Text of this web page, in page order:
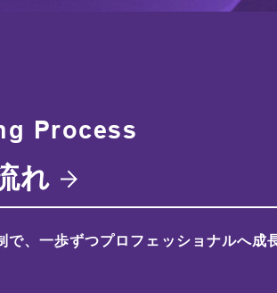
Process
れ
で、一歩ずつプロフェッショナルへ成